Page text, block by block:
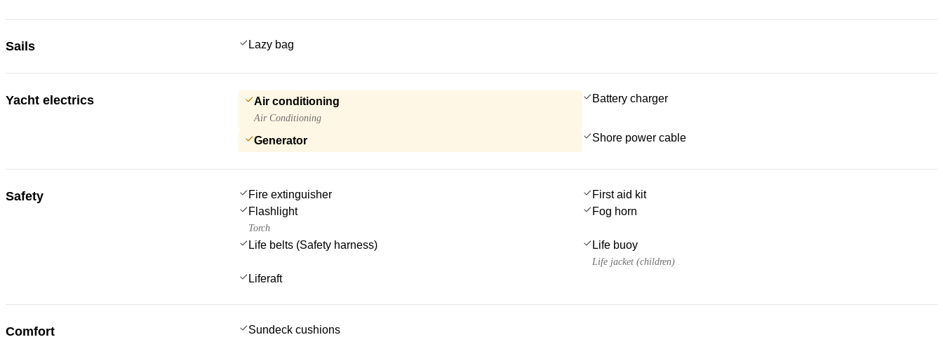
Sails Lazy bag
Yacht electrics Air conditioning
Air Conditioning
Battery charger
Generator Shore power cable
Safety Fire extinguisher
First aid kit
Flashlight
Torch
Fog horn
Life belts (Safety harness) Life buoy
Life jacket (children)
Liferaft
Comfort Sundeck cushions